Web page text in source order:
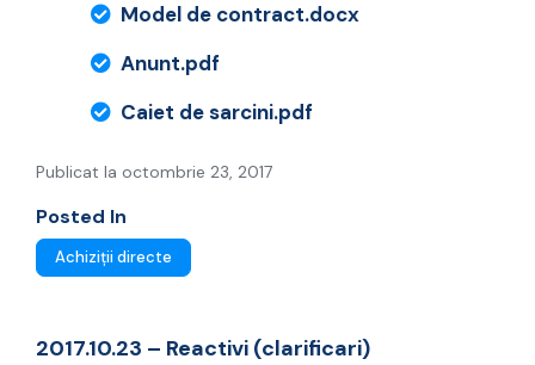
Model de contract.docx
Anunt.pdf
Caiet de sarcini.pdf
Publicat la octombrie 23, 2017
Posted In
Achiziții directe
2017.10.23 – Reactivi (clarificari)